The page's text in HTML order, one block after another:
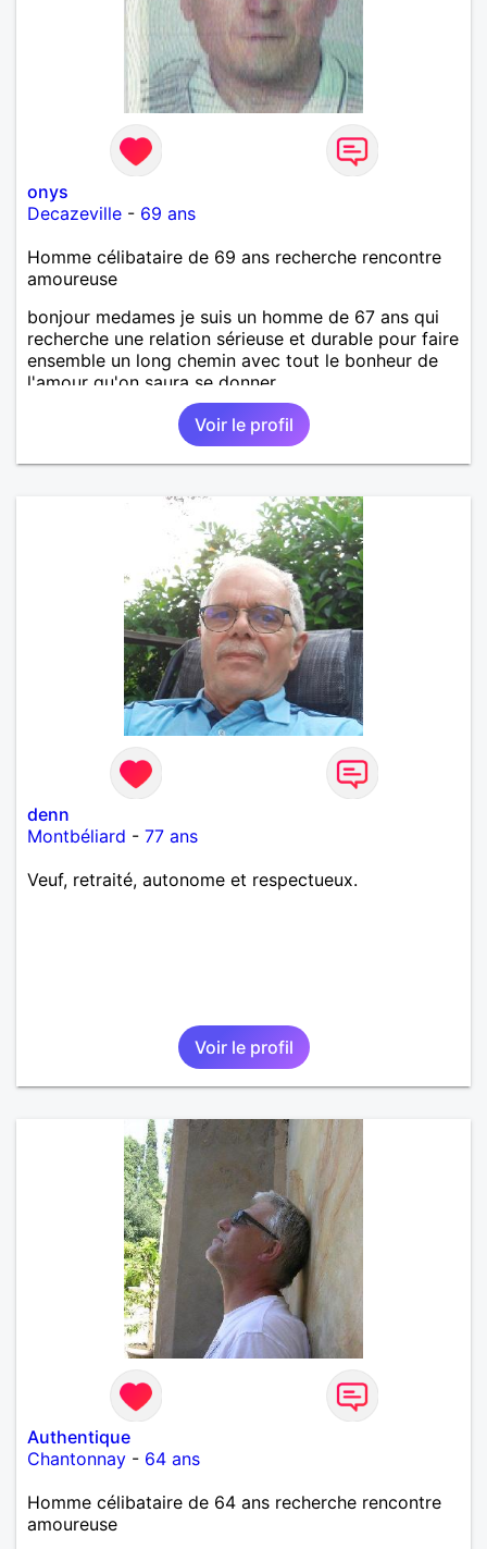
onys
Decazeville - 69 ans
Homme célibataire de 69 ans recherche rencontre
amoureuse
bonjour medames je suis un homme de 67 ans qui
recherche une relation sérieuse et durable pour faire
ensemble un long chemin avec tout le bonheur de
l'amour qu'on saura se donner.
Voir le profil
denn
Montbéliard - 77 ans
Veuf, retraité, autonome et respectueux.
Voir le profil
Authentique
Chantonnay - 64 ans
Homme célibataire de 64 ans recherche rencontre
amoureuse